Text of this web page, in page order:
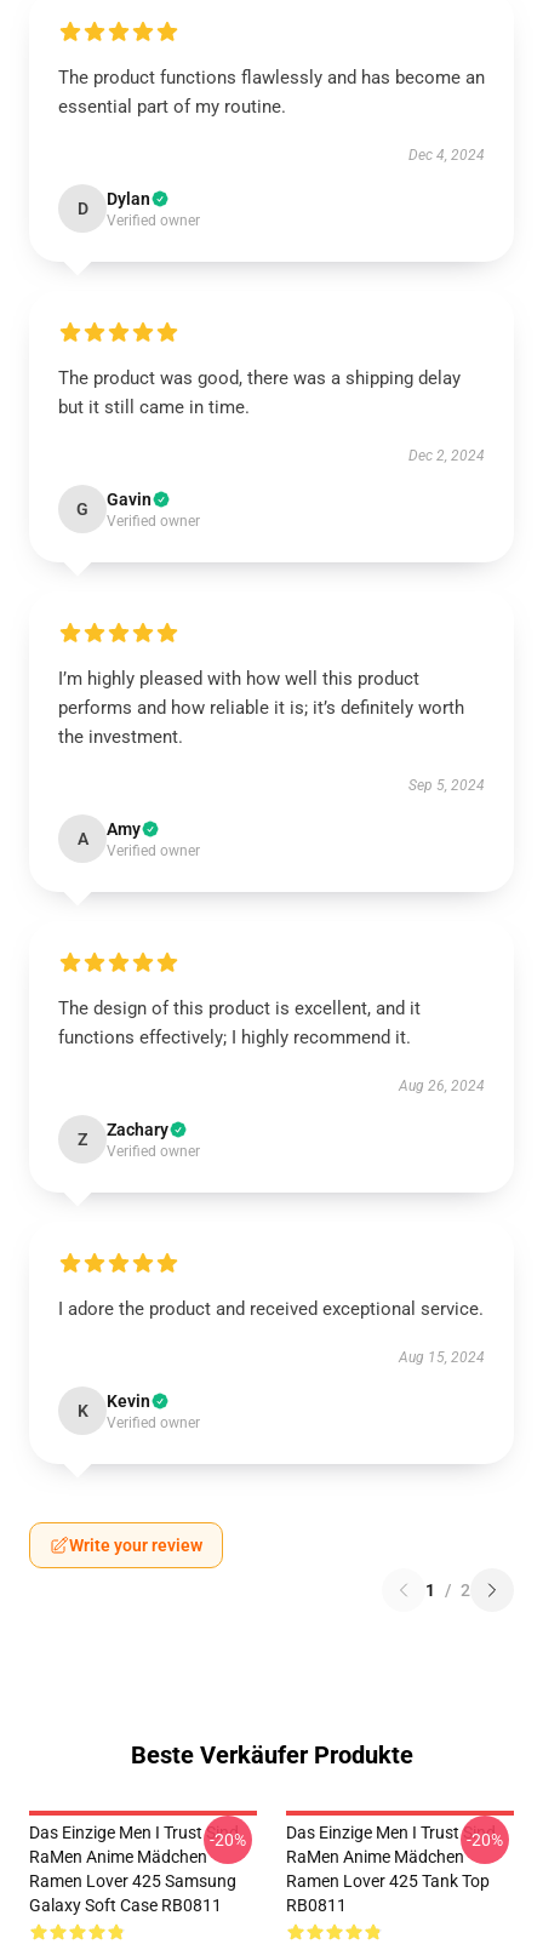
The product functions flawlessly and has become an
essential part of my routine.
Dec 4, 2024
D Dylan
Verified owner
The product was good, there was a shipping delay
but it still came in time.
Dec 2, 2024
G Gavin
Verified owner
I’m highly pleased with how well this product
performs and how reliable it is; it’s definitely worth
the investment.
Sep 5, 2024
A Amy
Verified owner
The design of this product is excellent, and it
functions effectively; I highly recommend it.
Aug 26, 2024
Z Zachary
Verified owner
I adore the product and received exceptional service.
Aug 15, 2024
K Kevin
Verified owner
Write your review
1 / 2
Beste Verkäufer Produkte
Das Einzige Men I Trust Sind
RaMen Anime Mädchen
Ramen Lover 425 Samsung
Galaxy Soft Case RB0811
-20%
Das Einzige Men I Trust Sind
RaMen Anime Mädchen
Ramen Lover 425 Tank Top
RB0811
-20%